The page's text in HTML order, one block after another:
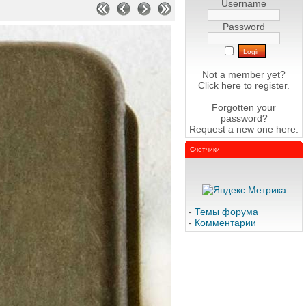
Username
Password
Not a member yet?
Click here to register.
Forgotten your
password?
Request a new one here
Счетчики
- Темы форума
- Комментарии